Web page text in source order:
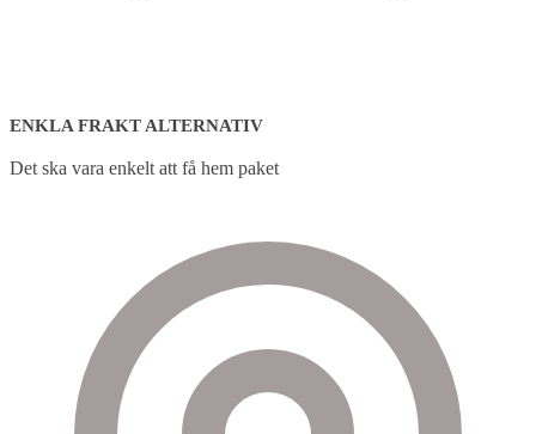
ENKLA FRAKT ALTERNATIV
Det ska vara enkelt att få hem paket